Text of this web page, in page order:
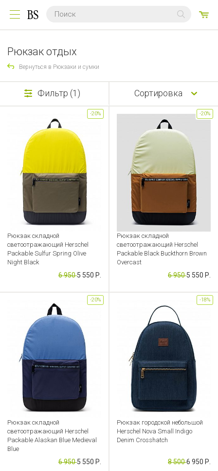
Рюкзак отдых
Вернуться в Рюкзаки и сумки
Фильтр (1) Сортировка
Рюкзак складной
светоотражающий Herschel
Packable Sulfur Spring Olive
Night Black
Артикул: CB000053639
6 9505 550 Р.
-20%
Рюкзак складной
светоотражающий Herschel
Packable Black Buckthorn Brown
Overcast
Артикул: CB000053640
6 9505 550 Р.
-20%
Рюкзак складной
светоотражающий Herschel
Packable Alaskan Blue Medieval
Blue
Артикул: CB000053642
6 9505 550 Р.
-20%
Рюкзак городской небольшой
Herschel Nova Small Indigo
Denim Crosshatch
Артикул: CB000053624
8 5006 950 Р.
-18%